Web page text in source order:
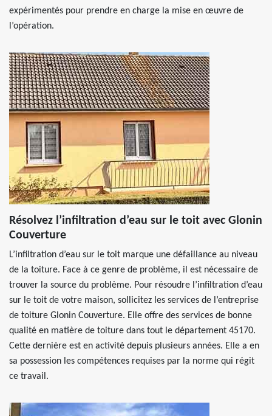
expérimentés pour prendre en charge la mise en œuvre de
l’opération.
Résolvez l’infiltration d’eau sur le toit avec Glonin
Couverture
L’infiltration d’eau sur le toit marque une défaillance au niveau
de la toiture. Face à ce genre de problème, il est nécessaire de
trouver la source du problème. Pour résoudre l’infiltration d’eau
sur le toit de votre maison, sollicitez les services de l’entreprise
de toiture Glonin Couverture. Elle offre des services de bonne
qualité en matière de toiture dans tout le département 45170.
Cette dernière est en activité depuis plusieurs années. Elle a en
sa possession les compétences requises par la norme qui régit
ce travail.